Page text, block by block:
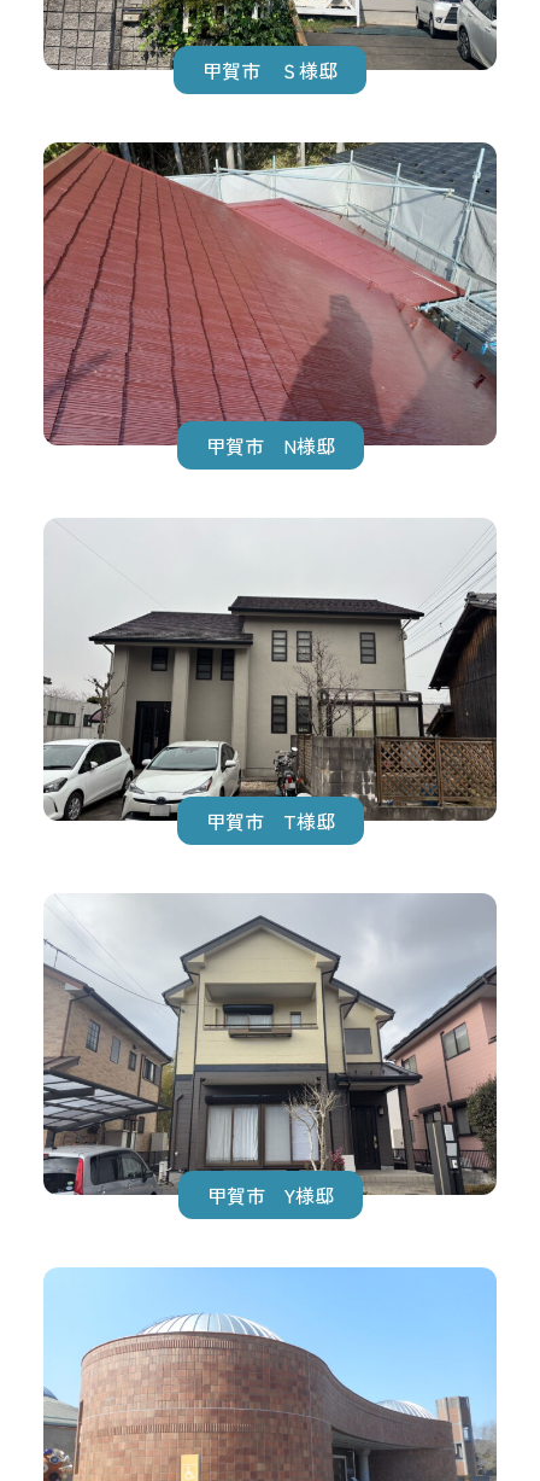
甲賀市 Ｓ様邸
甲賀市 N様邸
甲賀市 T様邸
甲賀市 Y様邸